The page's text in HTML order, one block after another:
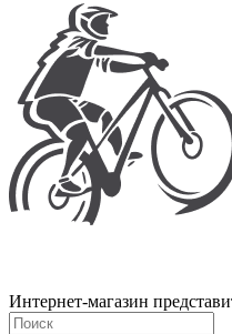
Интернет-магазин